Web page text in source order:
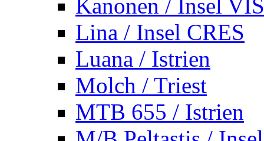
Kanonen / Insel VIS
Lina / Insel CRES
Luana / Istrien
Molch / Triest
MTB 655 / Istrien